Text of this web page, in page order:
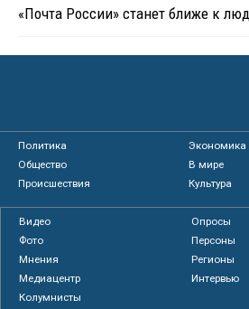
«Почта России» станет ближе к
Политика
Экономика
Общество
В мире
Происшествия
Культура
Видео
Опросы
Фото
Персоны
Мнения
Регионы
Медиацентр
Интервью
Колумнисты